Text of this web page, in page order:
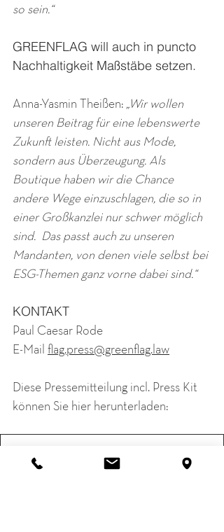
so sein.“
GREENFLAG will auch in puncto
Nachhaltigkeit Maßstäbe setzen.
Anna-Yasmin Theißen: „Wir wollen
unseren Beitrag für eine lebenswerte
Zukunft leisten. Nicht aus Mode,
sondern aus Überzeugung. Als
Boutique haben wir die Chance
andere Wege einzuschlagen, die so in
einer Großkanzlei nur schwer möglich
sind.  Das passt auch zu unseren
Mandanten, von denen viele selbst bei
ESG-Themen ganz vorne dabei sind.“
KONTAKT
Paul Caesar Rode
E-Mail flag.press@greenflag.law
Diese Pressemitteilung incl. Press Kit
können Sie hier herunterladen:
GREENFLAG-PressRelease-and PressKit
.zip
ZIP herunterladen • 5.28MB